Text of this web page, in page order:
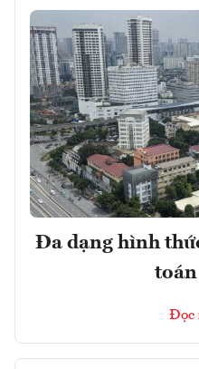
Đa dạng hình
toán
Đọc